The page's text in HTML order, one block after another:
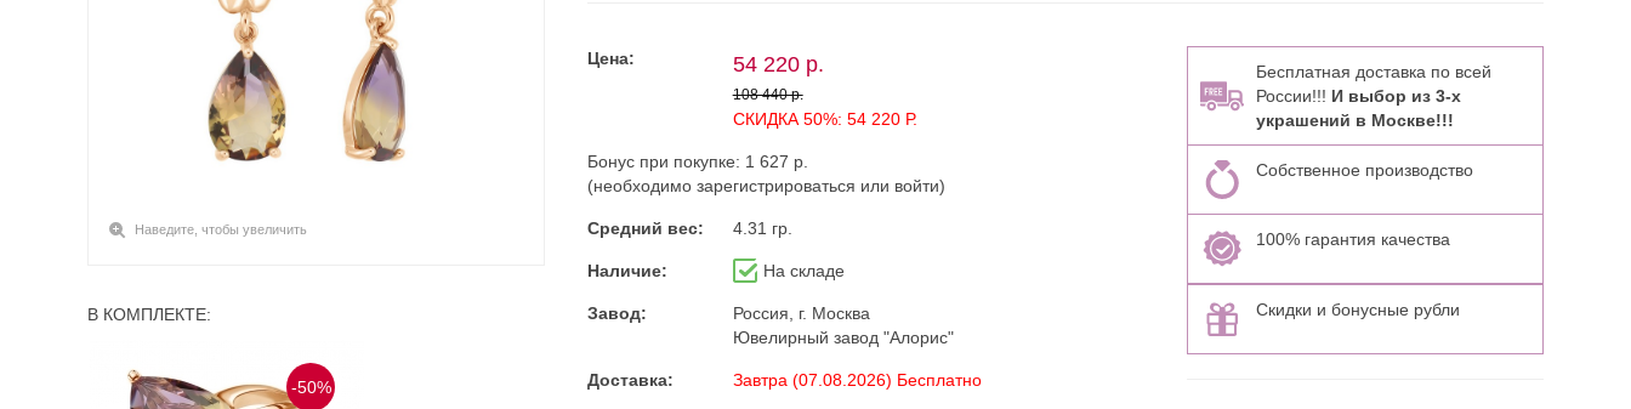
Наведите, чтобы увеличить
В КОМПЛЕКТЕ:
-50%
Цена: 54 220 р.
108 440 р.
СКИДКА 50%: 54 220 Р.
Бонус при покупке: 1 627 р.
(необходимо зарегистрироваться или войти)
Средний вес: 4.31 гр.
Наличие: На складе
Завод:
Россия, г. Москва
Ювелирный завод "Алорис"
Доставка: Завтра (07.08.2026) Бесплатно
Бесплатная доставка по всей
России!!! И выбор из 3-х
украшений в Москве!!!
Собственное производство
100% гарантия качества
Скидки и бонусные рубли